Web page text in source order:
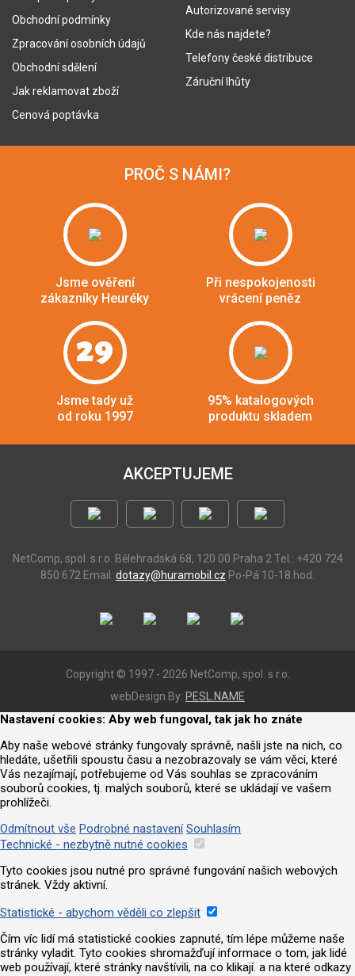
Obchodní podmínky
Zpracování osobních údajů
Obchodní sdělení
Jak reklamovat zboží
Cenová poptávka
Autorizované servisy
Kde nás najdete?
Telefony české distribuce
Záruční lhůty
PROČ S NÁMI?
Jsme ověření
zákazníky Heuréky
Při nespokojenosti
vrácení peněz
29
Jsme tady už
od roku 1997
95% katalogových
produktu skladem
AKCEPTUJEME
NetComp, spol. s r.o. Bělehradská 68, 120 00 Praha 2 Tel.: +420 724
850 672 Email: dotazy@huramobil.cz Po-Pá 10-18 hod.
Copyright © 1997 - 2026 NetComp, spol. s r.o.
webDesign By: PESL.NAME
Nastavení cookies: Aby web fungoval, tak jak ho znáte
Aby naše webové stránky fungovaly správně, našli jste na nich, co
hledáte, ušetřili spoustu času a nezobrazovaly se vám věci, které
Vás nezajímají, potřebujeme od Vás souhlas se zpracováním
souborů cookies, tj. malých souborů, které se ukládají ve vašem
prohlížeči.
Odmítnout vše Podrobné nastavení Souhlasím
Technické - nezbytně nutné cookies
Tyto cookies jsou nutné pro správné fungování našich webových
stránek. Vždy aktivní.
Statistické - abychom věděli co zlepšit
Čím víc lidí má statistické cookies zapnuté, tím lépe můžeme naše
stránky vyladit. Tyto cookies shromažďují informace o tom, jak lidé
web používají, které stránky navštívili, na co klikají. a na které odkazy